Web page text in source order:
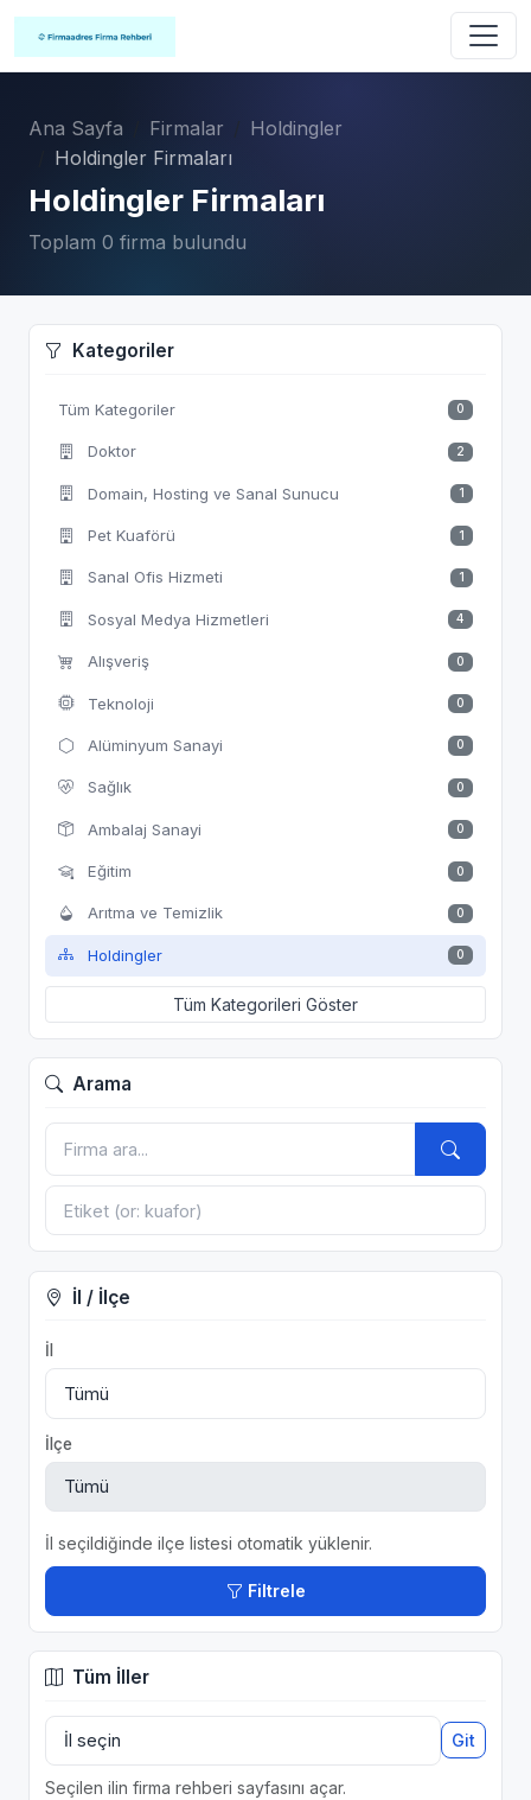
Ana Sayfa Firmalar
Holdingler
Holdingler Firmaları
Holdingler Firmaları
Toplam 0 firma bulundu
Kategoriler
Tüm Kategoriler 0
Doktor 2
Domain, Hosting ve Sanal Sunucu 1
Pet Kuaförü 1
Sanal Ofis Hizmeti 1
Sosyal Medya Hizmetleri 4
Alışveriş 0
Teknoloji 0
Alüminyum Sanayi 0
Sağlık 0
Ambalaj Sanayi 0
Eğitim 0
Arıtma ve Temizlik 0
Holdingler 0
Tüm Kategorileri Göster
Arama
İl / İlçe
İl
İlçe
İl seçildiğinde ilçe listesi otomatik yüklenir.
Filtrele
Tüm İller
Git
Seçilen ilin firma rehberi sayfasını açar.